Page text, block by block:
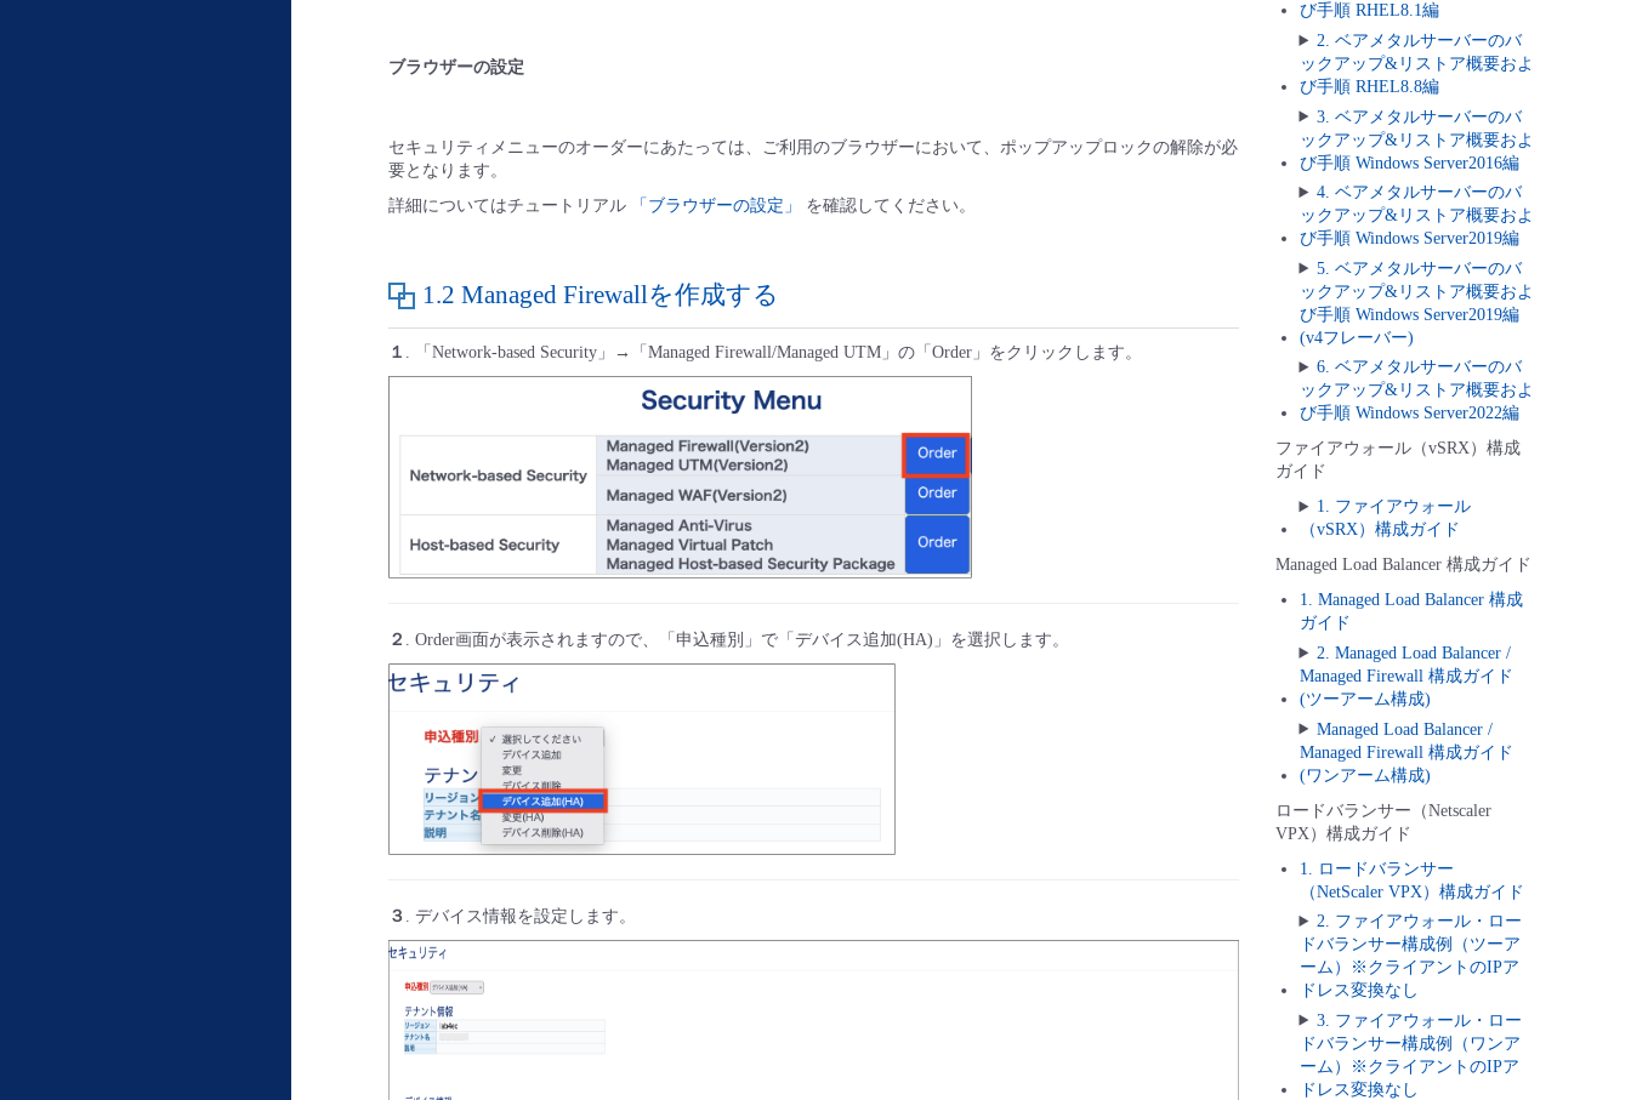
ブラウザーの設定
セキュリティメニューのオーダーにあたっては、ご利用のブラウザーにおいて、ポップアップロックの解除が必
要となります。
詳細についてはチュートリアル
「ブラウザーの設定」 を確認してください。
1.2 Managed Firewallを作成する
１ . 「Network-based Security」→「Managed Firewall/Managed UTM」の「Order」をクリックします。
２ . Order画面が表示されますので、「申込種別」で「デバイス追加(HA)」を選択します。
３ . デバイス情報を設定します。
び手順 RHEL8.1編
2. ベアメタルサーバーのバ
ックアップ&リストア概要およ
び手順 RHEL8.8編
3. ベアメタルサーバーのバ
ックアップ&リストア概要およ
び手順 Windows Server2016編
4. ベアメタルサーバーのバ
ックアップ&リストア概要およ
び手順 Windows Server2019編
5. ベアメタルサーバーのバ
ックアップ&リストア概要およ
び手順 Windows Server2019編
(v4フレーバー)
6. ベアメタルサーバーのバ
ックアップ&リストア概要およ
び手順 Windows Server2022編
ファイアウォール（vSRX）構成
ガイド
1. ファイアウォール
（vSRX）構成ガイド
Managed Load Balancer 構成ガイド
1. Managed Load Balancer 構成
ガイド
2. Managed Load Balancer /
Managed Firewall 構成ガイド
(ツーアーム構成)
Managed Load Balancer /
Managed Firewall 構成ガイド
(ワンアーム構成)
ロードバランサー（Netscaler
VPX）構成ガイド
1. ロードバランサー
（NetScaler VPX）構成ガイド
2. ファイアウォール・ロー
ドバランサー構成例（ツーア
ーム）※クライアントのIPア
ドレス変換なし
3. ファイアウォール・ロー
ドバランサー構成例（ワンア
ーム）※クライアントのIPア
ドレス変換なし